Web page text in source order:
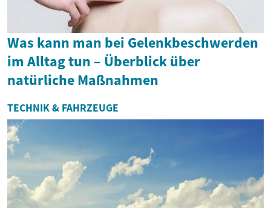
Was kann man bei Gelenkbeschwerden
im Alltag tun – Überblick über
natürliche Maßnahmen
TECHNIK & FAHRZEUGE